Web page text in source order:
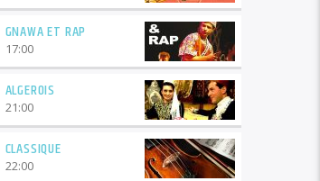
GNAWA ET RAP
17:00
ALGEROIS
21:00
CLASSIQUE
22:00